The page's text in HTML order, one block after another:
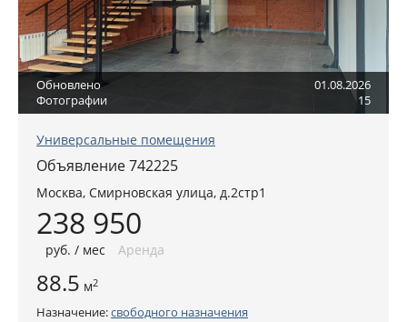
Обновлено
01.08.2026
Фотографии
15
Универсальные помещения
Объявление 742225
Москва, Смирновская улица, д.2стр1
238 950
руб. / мес Аренда
88.5 м2
Назначение:свободного назначения